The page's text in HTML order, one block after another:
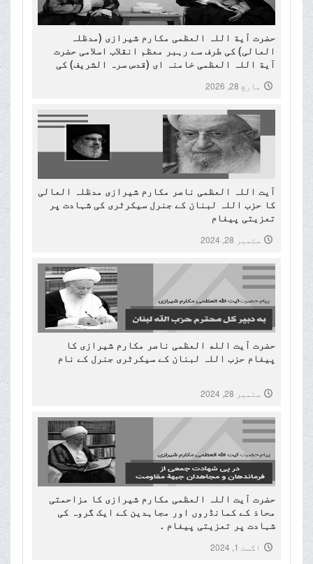
حضرت آیة اللہ العظمی مکارم شیرازی (مدظلہ
العالی) کی طرف سے رہبر معظم انقلاب اسلامی حضرت
آیة اللہ العظمی خامنہ ای (قدس سرہ الشریف) کی
مارچ 28, 2026
آیت اللہ العظمی ناصر مکارم شیرازی مدظلہ العالی
کا حزب اللہ لبنان کے جنرل سیکرٹری کی شہادت پر
تعزیتی پیغام
ستمبر 28, 2024
حضرت آیت الله العظمی ناصر مکارم شیرازی کا
پیغام حزب اللہ لبنان کے سیکرٹری جنرل کے نام
ستمبر 28, 2024
حضرت آیت اللہ العظمی مکارم شیرازی کا مزاحمتی
محاذ کے کمانڈروں اور مجاہدین کے ایک گروہ کی
شہادت پر تعزیتی پیغام .
اگست 1, 2024